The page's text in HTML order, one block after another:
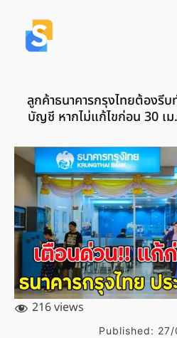
ลูกค้าธนาคารกรุงไทยต้องรี
บัญชี หากไม่แก้ไขก่อน 30 เ
216 views
Published: